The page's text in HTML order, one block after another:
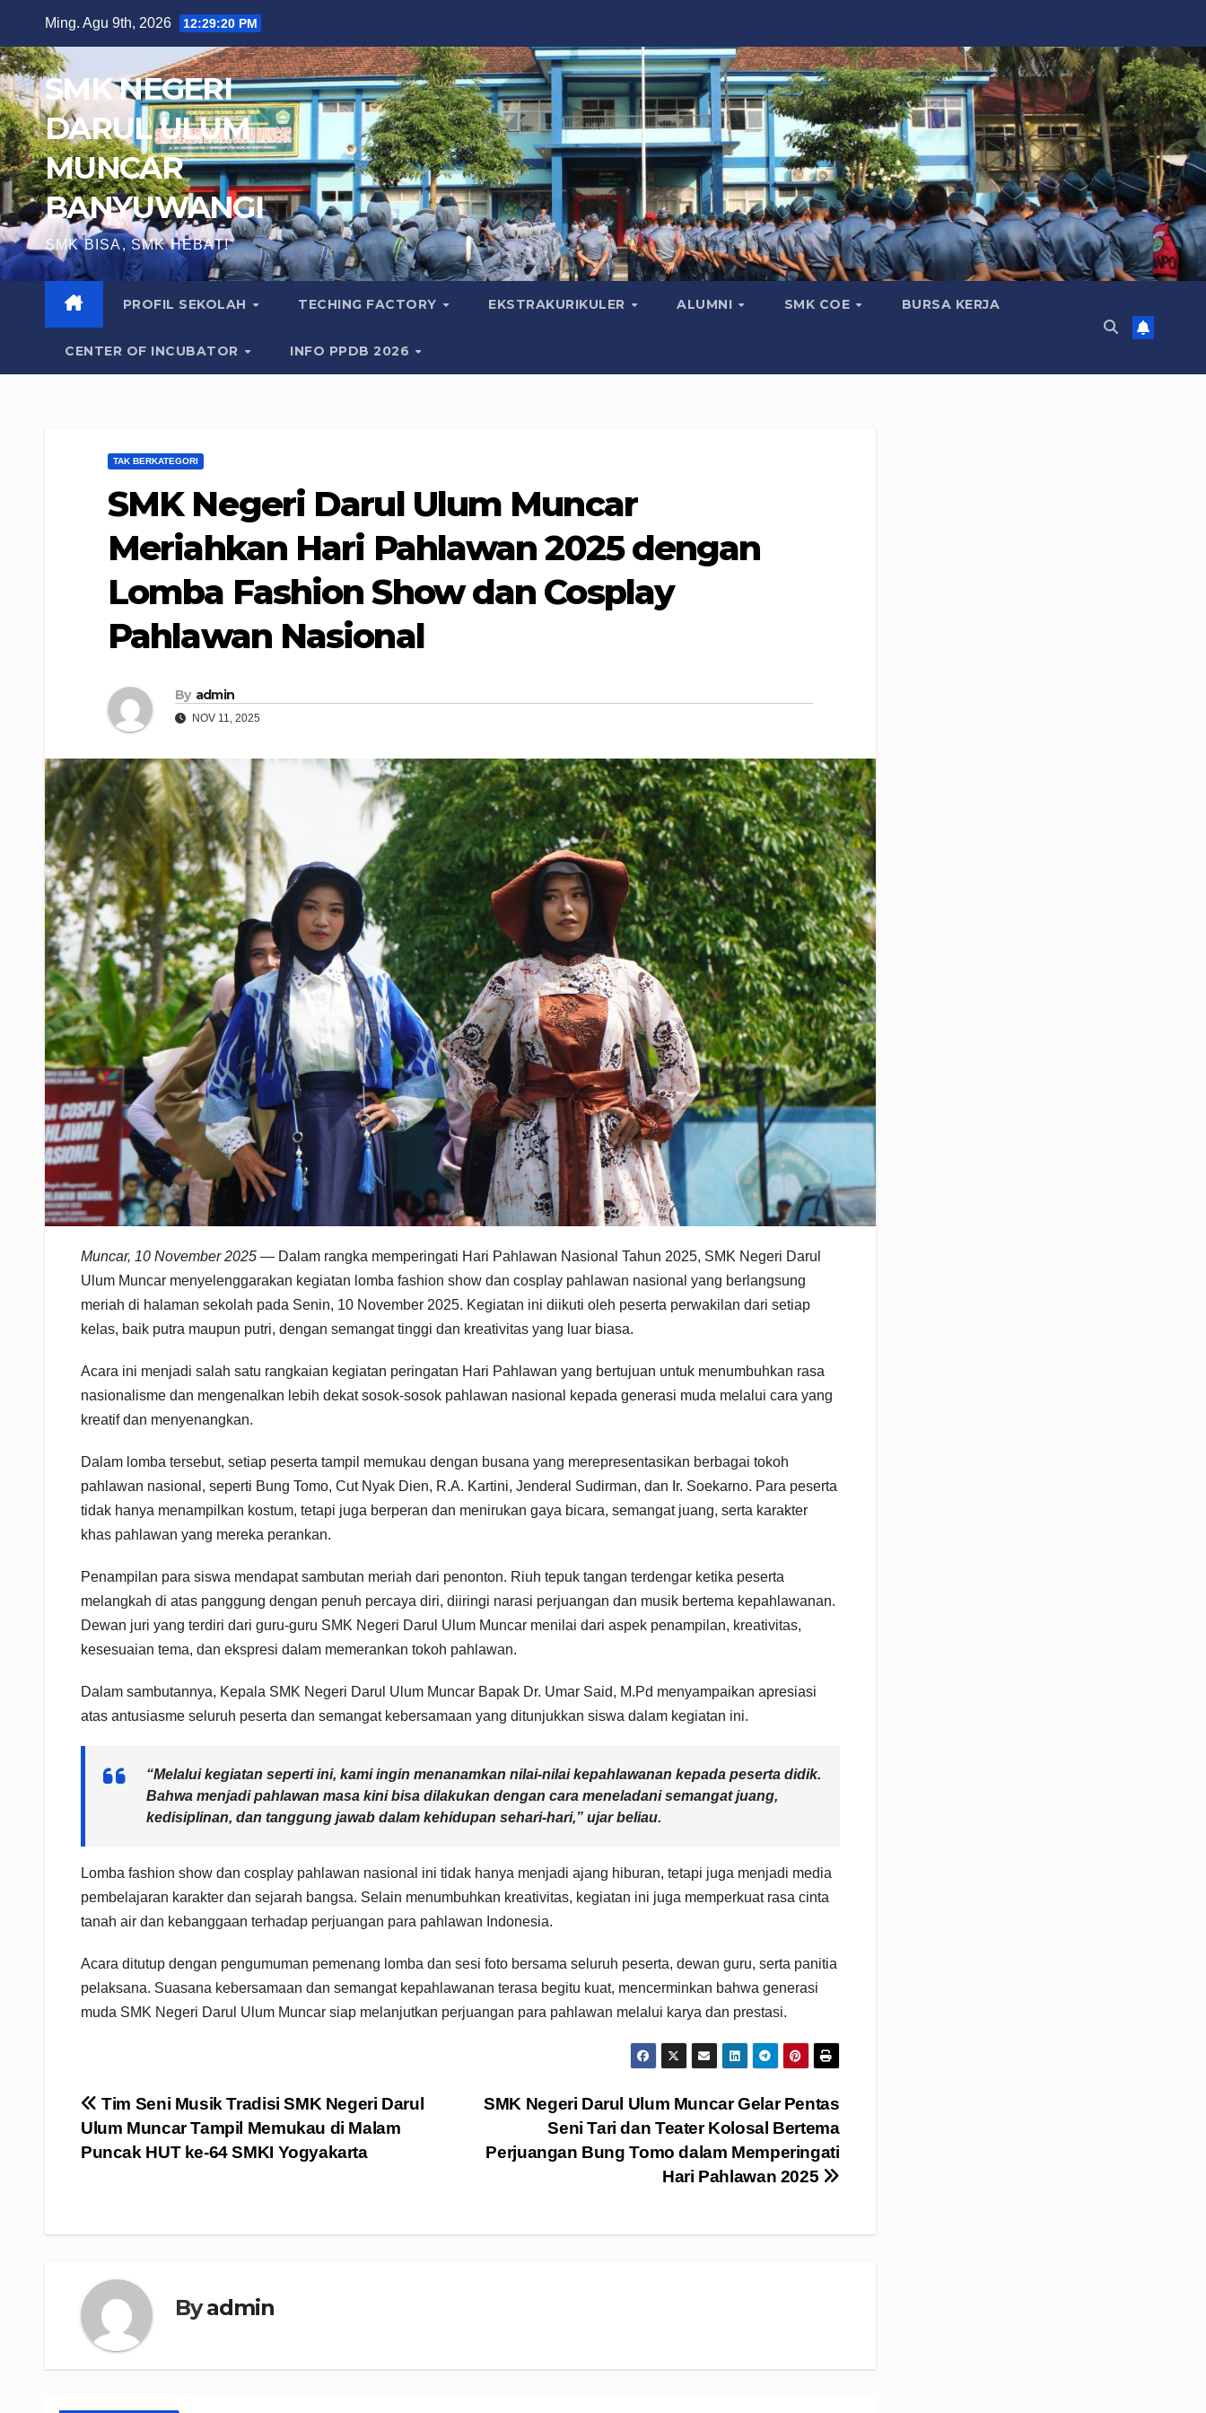
content
Ming. Agu 9th, 2026 12:29:21 PM
SMK NEGERI
DARUL ULUM
MUNCAR
BANYUWANGI
SMK BISA, SMK HEBAT!
PROFIL SEKOLAH TECHING FACTORY EKSTRAKURIKULER ALUMNI SMK COE BURSA KERJA
CENTER OF INCUBATOR INFO PPDB 2026
TAK BERKATEGORI
SMK Negeri Darul Ulum Muncar
Meriahkan Hari Pahlawan 2025 dengan
Lomba Fashion Show dan Cosplay
Pahlawan Nasional
By admin
NOV 11, 2025
Muncar, 10 November 2025 — Dalam rangka memperingati Hari Pahlawan Nasional Tahun 2025, SMK Negeri Darul
Ulum Muncar menyelenggarakan kegiatan lomba fashion show dan cosplay pahlawan nasional yang berlangsung
meriah di halaman sekolah pada Senin, 10 November 2025. Kegiatan ini diikuti oleh peserta perwakilan dari setiap
kelas, baik putra maupun putri, dengan semangat tinggi dan kreativitas yang luar biasa.
Acara ini menjadi salah satu rangkaian kegiatan peringatan Hari Pahlawan yang bertujuan untuk menumbuhkan rasa
nasionalisme dan mengenalkan lebih dekat sosok-sosok pahlawan nasional kepada generasi muda melalui cara yang
kreatif dan menyenangkan.
Dalam lomba tersebut, setiap peserta tampil memukau dengan busana yang merepresentasikan berbagai tokoh
pahlawan nasional, seperti Bung Tomo, Cut Nyak Dien, R.A. Kartini, Jenderal Sudirman, dan Ir. Soekarno. Para peserta
tidak hanya menampilkan kostum, tetapi juga berperan dan menirukan gaya bicara, semangat juang, serta karakter
khas pahlawan yang mereka perankan.
Penampilan para siswa mendapat sambutan meriah dari penonton. Riuh tepuk tangan terdengar ketika peserta
melangkah di atas panggung dengan penuh percaya diri, diiringi narasi perjuangan dan musik bertema kepahlawanan.
Dewan juri yang terdiri dari guru-guru SMK Negeri Darul Ulum Muncar menilai dari aspek penampilan, kreativitas,
kesesuaian tema, dan ekspresi dalam memerankan tokoh pahlawan.
Dalam sambutannya, Kepala SMK Negeri Darul Ulum Muncar Bapak Dr. Umar Said, M.Pd menyampaikan apresiasi
atas antusiasme seluruh peserta dan semangat kebersamaan yang ditunjukkan siswa dalam kegiatan ini.
“Melalui kegiatan seperti ini, kami ingin menanamkan nilai-nilai kepahlawanan kepada peserta didik.
Bahwa menjadi pahlawan masa kini bisa dilakukan dengan cara meneladani semangat juang,
kedisiplinan, dan tanggung jawab dalam kehidupan sehari-hari,” ujar beliau.
Lomba fashion show dan cosplay pahlawan nasional ini tidak hanya menjadi ajang hiburan, tetapi juga menjadi media
pembelajaran karakter dan sejarah bangsa. Selain menumbuhkan kreativitas, kegiatan ini juga memperkuat rasa cinta
tanah air dan kebanggaan terhadap perjuangan para pahlawan Indonesia.
Acara ditutup dengan pengumuman pemenang lomba dan sesi foto bersama seluruh peserta, dewan guru, serta panitia
pelaksana. Suasana kebersamaan dan semangat kepahlawanan terasa begitu kuat, mencerminkan bahwa generasi
muda SMK Negeri Darul Ulum Muncar siap melanjutkan perjuangan para pahlawan melalui karya dan prestasi.
Navigasi
pos
SMK Negeri Darul Ulum Muncar Gelar Pentas
Seni Tari dan Teater Kolosal Bertema
Perjuangan Bung Tomo dalam Memperingati
Hari Pahlawan 2025
Tim Seni Musik Tradisi SMK Negeri Darul
Ulum Muncar Tampil Memukau di Malam
Puncak HUT ke-64 SMKI Yogyakarta
Byadmin